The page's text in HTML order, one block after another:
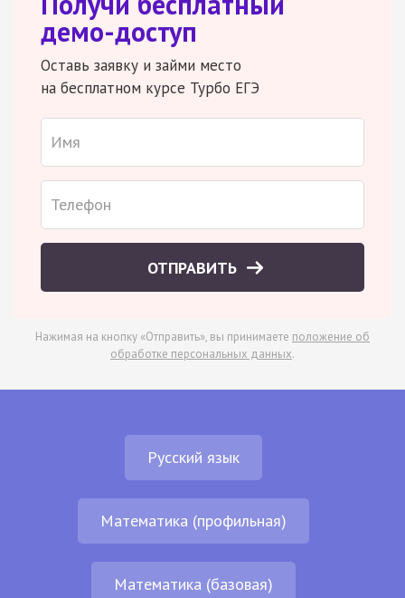
демо-доступ
Оставь заявку и займи место
на бесплатном курсе Турбо ЕГЭ
ОТПРАВИТЬ
Нажимая на кнопку «Отправить», вы принимаете положение об
обработке персональных данных.
Русский язык
Математика (профильная)
Математика (базовая)